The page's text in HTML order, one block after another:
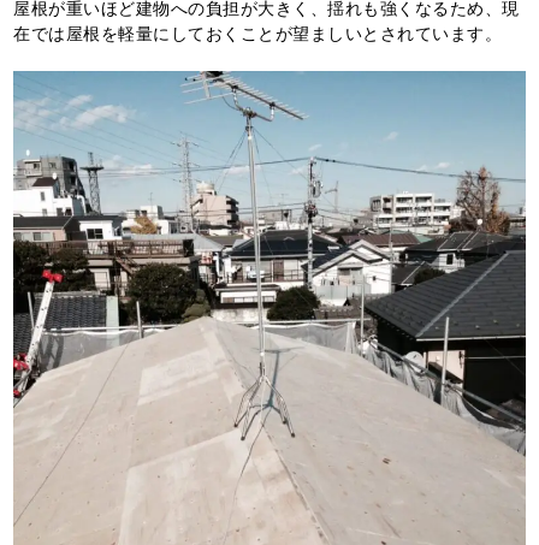
屋根が重いほど建物への負担が大きく、揺れも強くなるため、現
在では屋根を軽量にしておくことが望ましいとされています。